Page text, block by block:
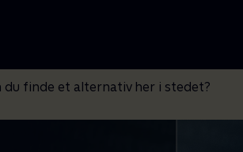
du finde et alternativ her i stedet?